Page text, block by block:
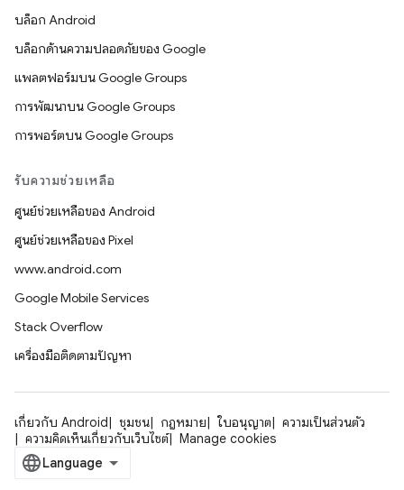
บล็อก Android
บล็อกด้านความปลอดภัยของ Google
แพลตฟอร์มบน Google Groups
การพัฒนาบน Google Groups
การพอร์ตบน Google Groups
รับความช่วยเหลือ
ศูนย์ช่วยเหลือของ Android
ศูนย์ช่วยเหลือของ Pixel
www.android.com
Google Mobile Services
Stack Overflow
เครื่องมือติดตามปัญหา
เกี่ยวกับ Android ชุมชน กฎหมาย ใบอนุญาต
ความเป็นส่วนตัว
ความคิดเห็นเกี่ยวกับเว็บไซต์
Manage cookies